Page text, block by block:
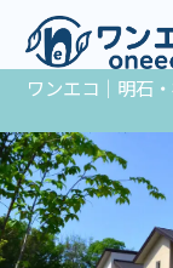
ワンエコ｜明石